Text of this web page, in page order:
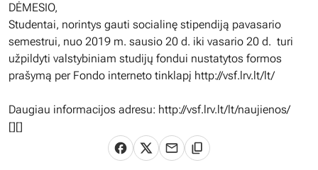
DĖMESIO,
Studentai, norintys gauti socialinę stipendiją pavasario
semestrui, nuo 2019 m. sausio 20 d. iki vasario 20 d. turi
užpildyti valstybiniam studijų fondui nustatytos formos
prašymą per Fondo interneto tinklapį http://vsf.lrv.lt/lt/
Daugiau informacijos adresu: http://vsf.lrv.lt/lt/naujienos/
[][]